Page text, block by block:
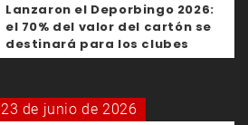
Lanzaron el Deporbingo 2026:
el 70% del valor del cartón se
destinará para los clubes
23 de junio de 2026